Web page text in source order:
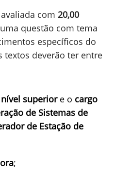
com 20,00
questão com tema
específicos do
textos deverão ter entre
superiore o cargo
de Sistemas de
de Estação de
;